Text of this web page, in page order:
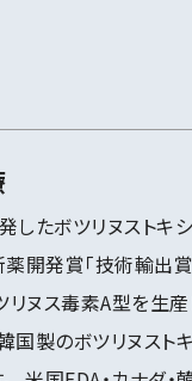
たボツリヌストキシ
開発賞「技術輸出
ヌス毒素A型を生産
国製のボツリヌスト